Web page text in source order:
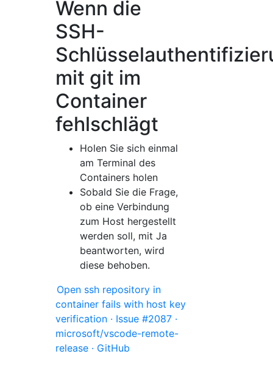
Wenn die
SSH-
mit git im
Container
fehlschlägt
Holen Sie sich einmal
am Terminal des
Containers holen
Sobald Sie die Frage,
ob eine Verbindung
zum Host hergestellt
werden soll, mit Ja
beantworten, wird
diese behoben.
Open ssh repository in
container fails with host key
verification · Issue #2087 ·
microsoft/vscode-remote-
release · GitHub